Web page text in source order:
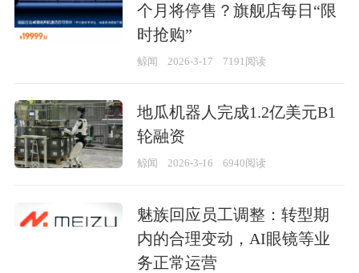
个月将停售？旗舰店每日“限
时抢购”
鲸闻 2026-3-17 7191阅读
地瓜机器人完成1.2亿美元B1
轮融资
鲸闻 2026-3-16 6940阅读
魅族回应员工调整：转型期
内的合理变动，AI眼镜等业
务正常运营